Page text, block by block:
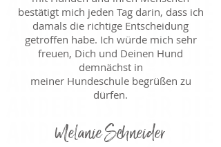
bestätigt mich jeden Tag darin, dass ich
damals die richtige Entscheidung
getroffen habe. Ich würde mich sehr
freuen, Dich und Deinen Hund
demnächst in
meiner Hundeschule begrüßen zu
dürfen.
MelanieSchneider